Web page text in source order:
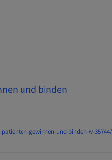
und binden
gewinnen-und-binden-w-35744/